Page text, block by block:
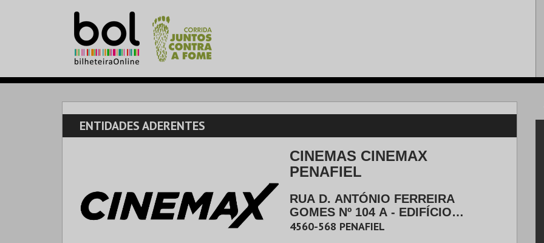
ENTIDADES ADERENTES
CINEMAS CINEMAX
PENAFIEL
RUA D. ANTÓNIO FERREIRA
GOMES Nº 104 A - EDIFÍCIO
PARQUE DO SAMEIRO
4560-568 PENAFIEL